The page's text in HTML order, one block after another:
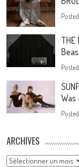
THE
Was
ARCHIVES
Archives